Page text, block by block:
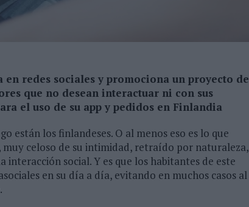
DEL FÚTBOL
en redes sociales y promociona un proyecto de
que no desean interactuar ni con sus
el uso de su app y pedidos en Finlandia
están los finlandeses. O al menos eso es lo que
celoso de su intimidad, retraído por naturaleza,
social. Y es que los habitantes de este
en su día a día, evitando en muchos casos al